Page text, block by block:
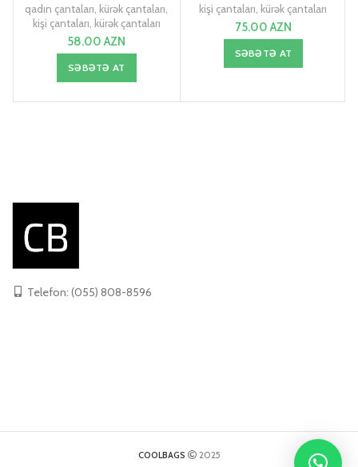
qadın çantaları, kürək çantaları,
kişi çantaları, kürək çantaları
58.00AZN
SƏBƏTƏ AT
kişi çantaları, kürək çantaları
75.00AZN
SƏBƏTƏ AT
Telefon: (055) 808-8596
COOLBAGS 2025